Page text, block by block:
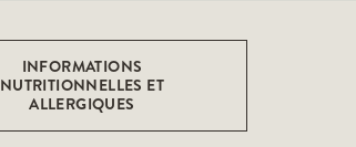
INFORMATIONS
NUTRITIONNELLES ET
ALLERGIQUES